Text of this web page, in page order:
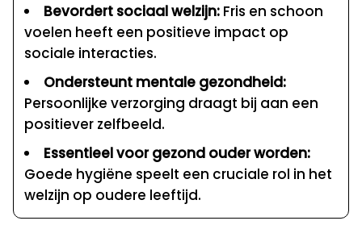
Bevordert sociaal welzijn: Fris en schoon
voelen heeft een positieve impact op
sociale interacties.
Ondersteunt mentale gezondheid:
Persoonlijke verzorging draagt bij aan een
positiever zelfbeeld.
Essentieel voor gezond ouder worden:
Goede hygiëne speelt een cruciale rol in het
welzijn op oudere leeftijd.